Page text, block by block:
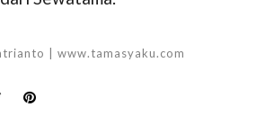
| www.tamasyaku.com